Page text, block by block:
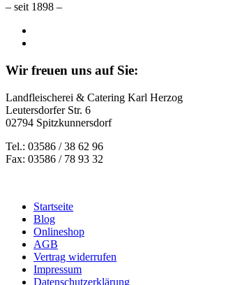
– seit 1898 –
Wir freuen uns auf Sie:
Landfleischerei & Catering Karl Herzog
Leutersdorfer Str. 6
02794 Spitzkunnersdorf
Tel.: 03586 / 38 62 96
Fax: 03586 / 78 93 32
Startseite
Blog
Onlineshop
AGB
Vertrag widerrufen
Impressum
Datenschutzerklärung